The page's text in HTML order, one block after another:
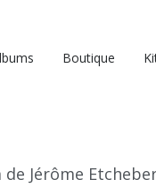
Boutique
de Jérôme